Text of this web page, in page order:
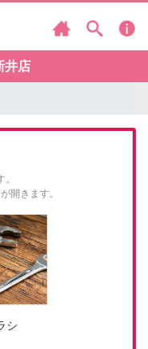
井店
開きます。
シ